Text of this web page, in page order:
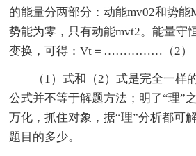
的能量分两部分：动能mv02和势能
势能为零，只有动能mvt2。能量守
变换，可得：Vt＝……………（2）
（1）式和（2）式是完全一样的
公式并不等于解题方法；明了“理”
万化，抓住对象，据“理”分析都可
题目的多少。